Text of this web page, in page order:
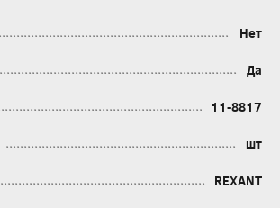
Нет
Да
11-8817
шт
REXANT